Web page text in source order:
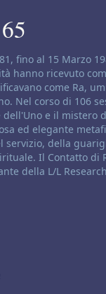
fino al 15 Marzo
hanno ricevuto
come Ra,
Nel corso di 106
dell'Uno e il mistero
ed elegante
servizio, della
Il Contatto di
della L/L